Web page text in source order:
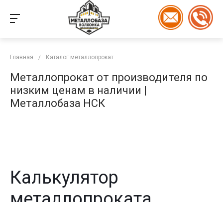
Главная / Каталог металлопрокат
Металлопрокат от производителя по
низким ценам в наличии |
Металлобаза НСК
Калькулятор